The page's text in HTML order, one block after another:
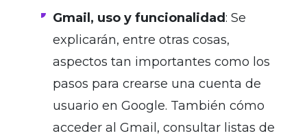
Gmail, uso y funcionalidad: Se
explicarán, entre otras cosas,
aspectos tan importantes como los
pasos para crearse una cuenta de
usuario en Google. También cómo
acceder al Gmail, consultar listas de